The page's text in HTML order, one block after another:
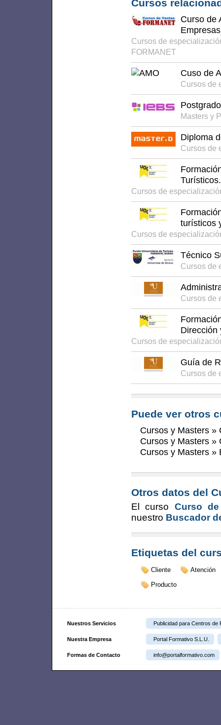
Cursos
Curso de
Cursos de
FORMANET
Cuso de
Cursos de
Masters y
Diploma
Cursos de
Turísticos.
Cursos de
turísticos
Cursos de
Técnico
Cursos de
Cursos de
Dirección
Cursos de
Guía de
Cursos de
Puede ver otros
Cursos y Masters »
Cursos y Masters »
Cursos y Masters »
Otros datos del
El curso Curso
nuestro Buscador
Etiquetas del
Cliente
Atención
Producto
Nuestros Servicios Publicidad para Centros de
Nuestra Empresa Portal Formativo S.L.U.
Formas de Contacto info@portalformativo.com